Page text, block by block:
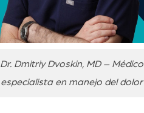
Dr. Dmitriy Dvoskin, MD – Médico
especialista en manejo del dolor